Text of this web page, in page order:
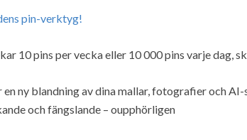
pin-verktyg!
10 pins per vecka eller 10 000 pins varje dag,
en ny blandning av dina mallar, fotografier och
och fängslande – oupphörligen